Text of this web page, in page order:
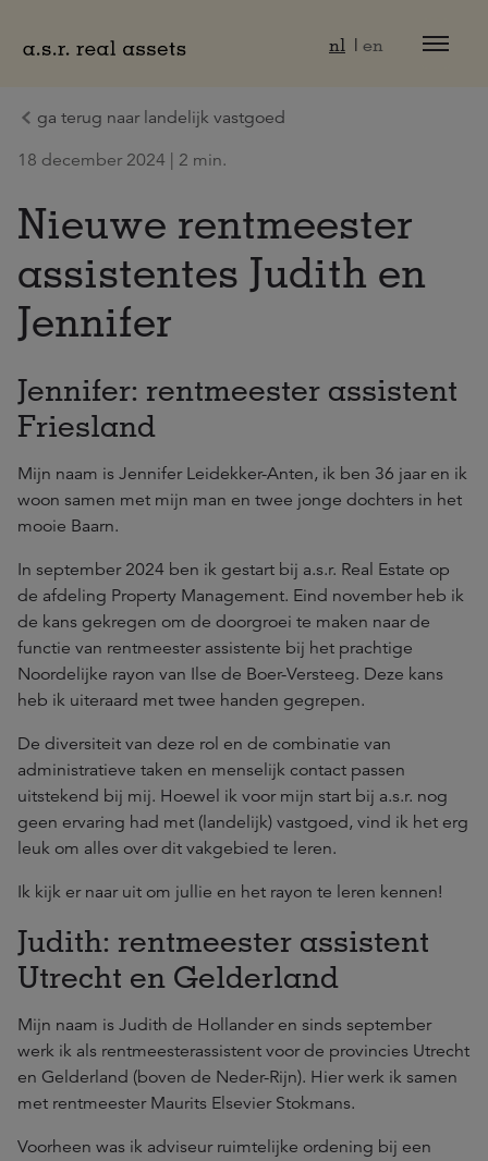
nl en
ga terug naar landelijk vastgoed
18 december 2024 | 2 min.
Nieuwe rentmeester
assistentes Judith en
Jennifer
Jennifer: rentmeester assistent
Friesland
Mijn naam is Jennifer Leidekker-Anten, ik ben 36 jaar en ik
woon samen met mijn man en twee jonge dochters in het
mooie Baarn.
In september 2024 ben ik gestart bij a.s.r. Real Estate op
de afdeling Property Management. Eind november heb ik
de kans gekregen om de doorgroei te maken naar de
functie van rentmeester assistente bij het prachtige
Noordelijke rayon van Ilse de Boer-Versteeg. Deze kans
heb ik uiteraard met twee handen gegrepen.
De diversiteit van deze rol en de combinatie van
administratieve taken en menselijk contact passen
uitstekend bij mij. Hoewel ik voor mijn start bij a.s.r. nog
geen ervaring had met (landelijk) vastgoed, vind ik het erg
leuk om alles over dit vakgebied te leren.
Ik kijk er naar uit om jullie en het rayon te leren kennen!
Judith: rentmeester assistent
Utrecht en Gelderland
Mijn naam is Judith de Hollander en sinds september
werk ik als rentmeesterassistent voor de provincies Utrecht
en Gelderland (boven de Neder-Rijn). Hier werk ik samen
met rentmeester Maurits Elsevier Stokmans.
Voorheen was ik adviseur ruimtelijke ordening bij een